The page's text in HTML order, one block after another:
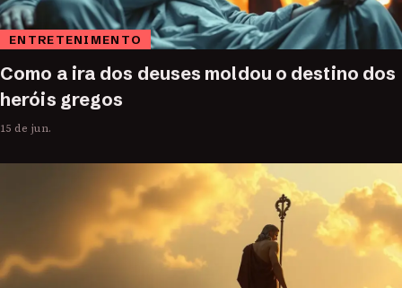
ENTRETENIMENTO
Como a ira dos deuses moldou o destino dos
heróis gregos
15 de jun.